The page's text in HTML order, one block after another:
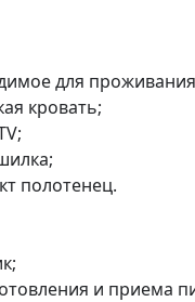
для
кровать;
полотенец.
и приема